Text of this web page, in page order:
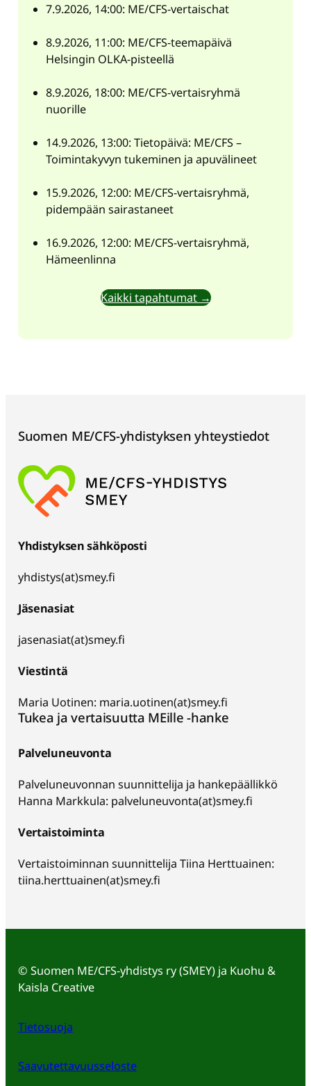
7.9.2026, 14:00: ME/CFS-vertaischat
8.9.2026, 11:00: ME/CFS-teemapäivä
Helsingin OLKA-pisteellä
8.9.2026, 18:00: ME/CFS-vertaisryhmä
nuorille
14.9.2026, 13:00: Tietopäivä: ME/CFS –
Toimintakyvyn tukeminen ja apuvälineet
15.9.2026, 12:00: ME/CFS-vertaisryhmä,
pidempään sairastaneet
16.9.2026, 12:00: ME/CFS-vertaisryhmä,
Hämeenlinna
Kaikki tapahtumat →
Suomen ME/CFS-yhdistyksen yhteystiedot
Yhdistyksen sähköposti
yhdistys(at)smey.fi
Jäsenasiat
jasenasiat(at)smey.fi
Viestintä
Maria Uotinen: maria.uotinen(at)smey.fi
Tukea ja vertaisuutta MEille -hanke
Palveluneuvonta
Palveluneuvonnan suunnittelija ja hankepäällikkö
Hanna Markkula: palveluneuvonta(at)smey.fi
Vertaistoiminta
Vertaistoiminnan suunnittelija Tiina Herttuainen:
tiina.herttuainen(at)smey.fi
© Suomen ME/CFS-yhdistys ry (SMEY) ja Kuohu &
Kaisla Creative
Tietosuoja
Saavutettavuusseloste